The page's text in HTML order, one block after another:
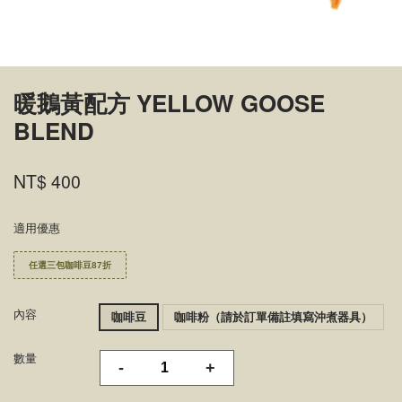
暖鵝黃配方 YELLOW GOOSE
BLEND
NT$ 400
適用優惠
任選三包咖啡豆87折
內容 咖啡豆 咖啡粉（請於訂單備註填寫沖煮器具）
數量
- +